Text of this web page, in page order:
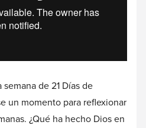
de 21 Días de
un momento para reflexionar
¿Qué ha hecho Dios en